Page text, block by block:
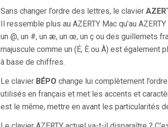
Sans changer l’ordre des lettres, le clavier
Il ressemble plus au AZERTY Mac qu’au
un @, un #, un æ, un œ, un ç ou des guillemets
majuscule comme un (É, È ou À) est
à base de chiffres.
Le clavier BÉPO change lui complètement
utilisés en français et met les accents et
est le même, mettre en avant les particularités